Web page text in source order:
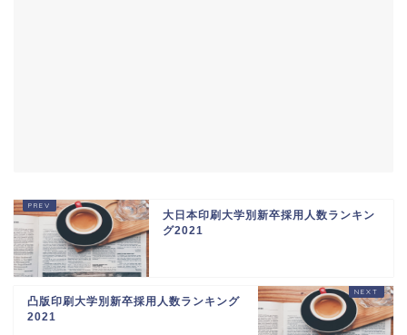
大日本印刷大学別新卒採用人数ランキン
グ2021
凸版印刷大学別新卒採用人数ランキング
2021